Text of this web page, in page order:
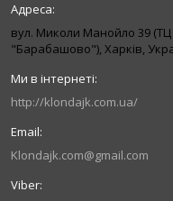
вул. Миколи Манойло 39 (ТЦ
"Барабашово"), Харків,
http://klondajk.com.ua/
Klondajk.com@gmail.com